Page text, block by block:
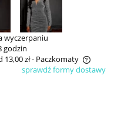
wyczerpaniu
godzin
13,00 zł- Paczkomaty
płatności
sprawdź formy dostawy